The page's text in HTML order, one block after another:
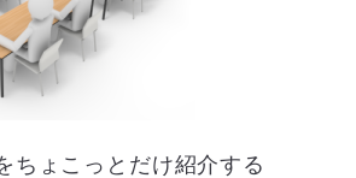
ちょこっとだけ紹介する